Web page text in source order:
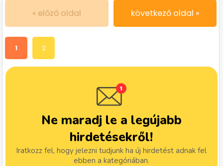
« előző oldal következő oldal »
1 2
Ne maradj le a legújabb
hirdetésekről!
Iratkozz fel, hogy jelezni tudjunk ha új hirdetést adnak fel
ebben a kategóriában.